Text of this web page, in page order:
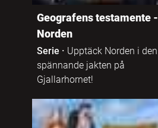
Studieförbund
Komvux som
Geografens testamente -
Norden
Serie · Upptäck Norden i den
spännande jakten på
Gjallarhornet!